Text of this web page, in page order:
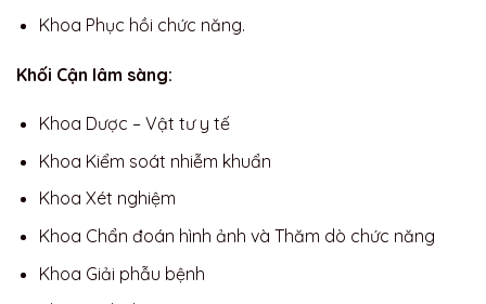
Khoa Phục hồi chức năng.
Khối Cận lâm sàng:
Khoa Dược – Vật tư y tế
Khoa Kiểm soát nhiễm khuẩn
Khoa Xét nghiệm
Khoa Chẩn đoán hình ảnh và Thăm dò chức năng
Khoa Giải phẫu bệnh